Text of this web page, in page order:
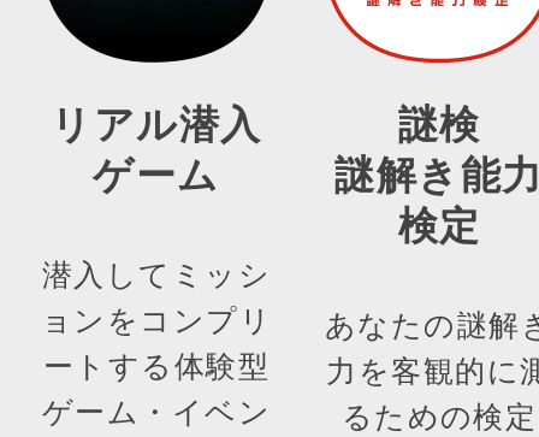
リアル潜入
ゲーム
潜入してミッシ
ョンをコンプリ
ートする体験型
ゲーム・イベン
謎検
謎解き能
検定
あなたの謎解
力を客観的に
るための検定